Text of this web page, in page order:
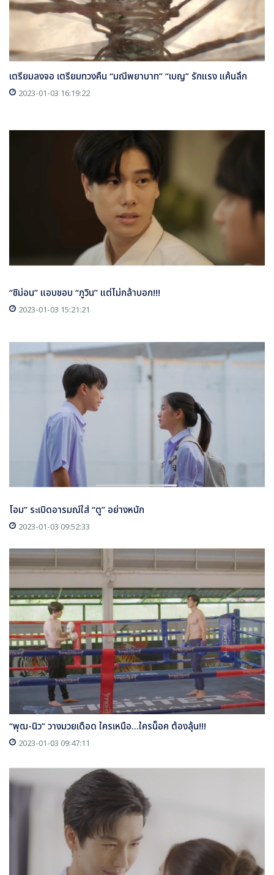
เตรียมลงจอ เตรียมทวงคืน “มณีพยาบาท” “เบญ” รักแรง แค้นลึก
2023-01-03 16:19:22
“ชิม่อน” แอบชอบ “ภูวิน” แต่ไม่กล้าบอก!!!
2023-01-03 15:21:21
โอม” ระเบิดอารมณ์ใส่ “ตู” อย่างหนัก
2023-01-03 09:52:33
“พุฒ-นิว” วางมวยเดือด ใครเหนือ...ใครน็อค ต้องลุ้น!!!
2023-01-03 09:47:11